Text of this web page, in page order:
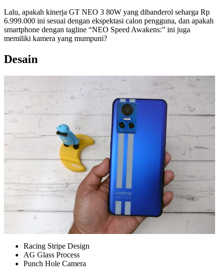
Lalu, apakah kinerja GT NEO 3 80W yang dibanderol seharga Rp
6.999.000 ini sesuai dengan ekspektasi calon pengguna, dan apakah
smartphone dengan tagline “NEO Speed Awakens:” ini juga
memiliki kamera yang mumpuni?
Desain
Racing Stripe Design
AG Glass Process
Punch Hole Camera